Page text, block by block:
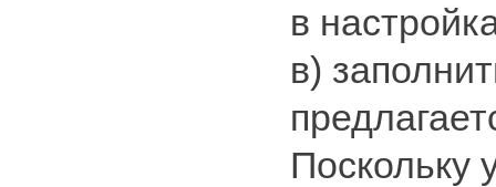
в
в)
Поскольку